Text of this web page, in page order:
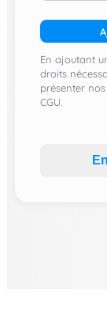
En ajoutant
droits
présenter
CGU.